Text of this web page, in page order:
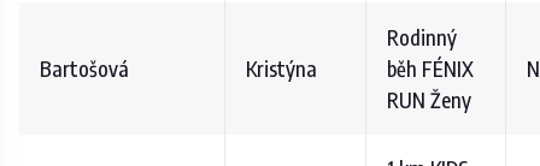
Bartošová Kristýna
Rodinný
běh FÉNIX
RUN Ženy